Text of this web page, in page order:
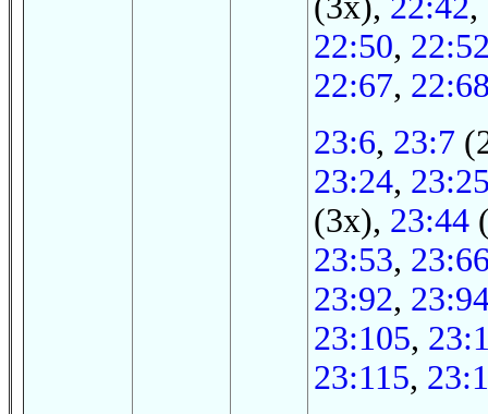
22:50,
22:67,
23:6, 23:7
23:24,
(3x), 23:44
23:53,
23:92,
23:105,
23:115,